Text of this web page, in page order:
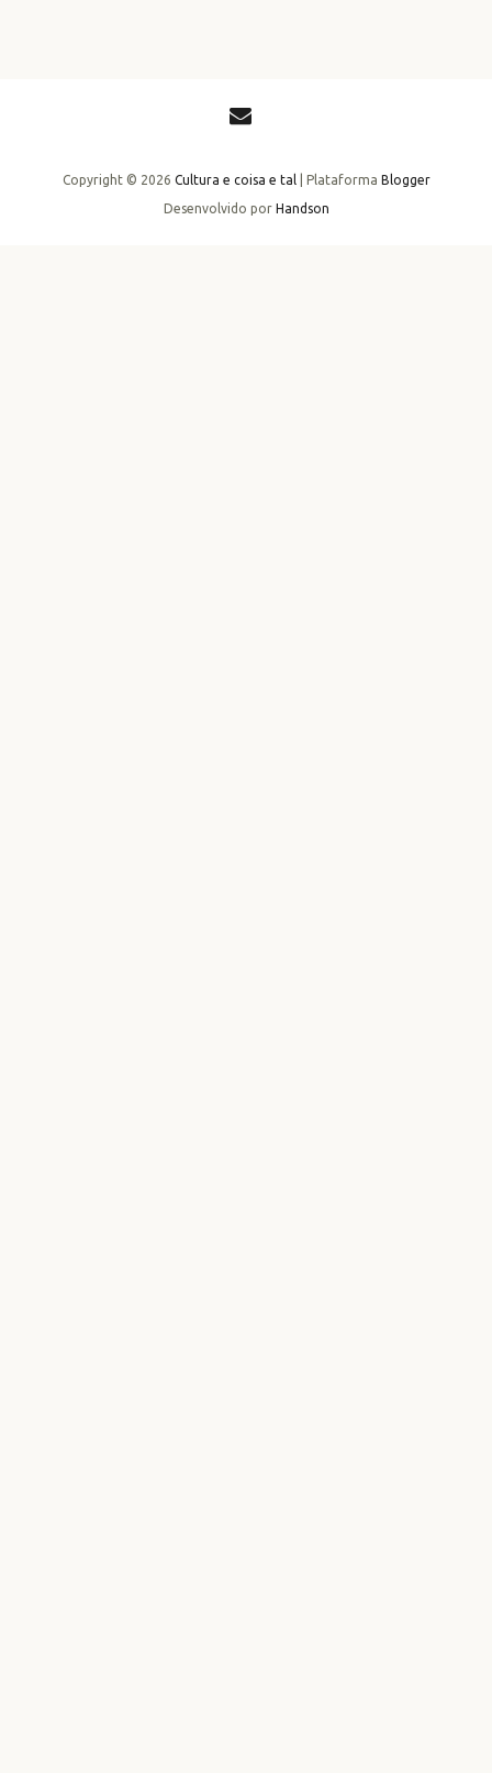
Copyright © 2026 Cultura e coisa e tal| Plataforma Blogger
Desenvolvido por Handson